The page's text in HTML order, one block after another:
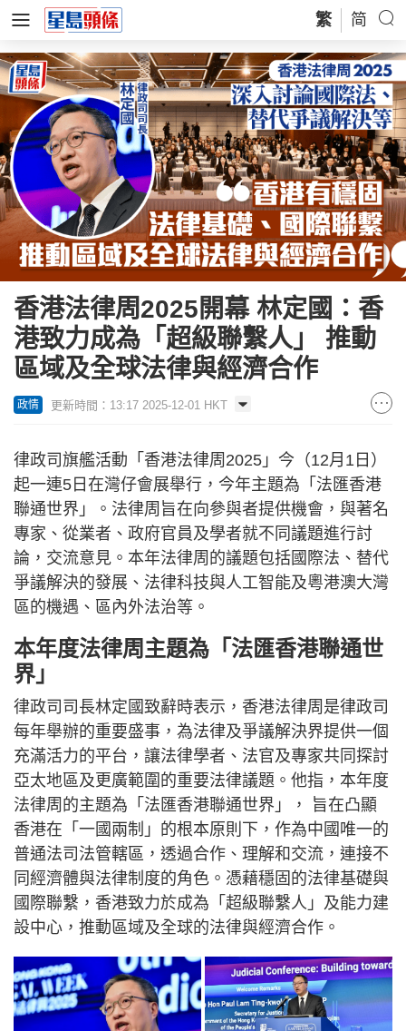
繁 简
香港法律周2025開幕 林定國：香
港致力成為「超級聯繫人」 推動
區域及全球法律與經濟合作
政情 更新時間：13:17 2025-12-01 HKT
律政司旗艦活動「香港法律周2025」今（12月1日）
起一連5日在灣仔會展舉行，今年主題為「法匯香港
聯通世界」。法律周旨在向參與者提供機會，與著名
專家、從業者、政府官員及學者就不同議題進行討
論，交流意見。本年法律周的議題包括國際法、替代
爭議解決的發展、法律科技與人工智能及粵港澳大灣
區的機遇、區內外法治等。
本年度法律周主題為「法匯香港聯通世
界」
律政司司長林定國致辭時表示，香港法律周是律政司
每年舉辦的重要盛事，為法律及爭議解決界提供一個
充滿活力的平台，讓法律學者、法官及專家共同探討
亞太地區及更廣範圍的重要法律議題。他指，本年度
法律周的主題為「法匯香港聯通世界」， 旨在凸顯
香港在「一國兩制」的根本原則下，作為中國唯一的
普通法司法管轄區，透過合作、理解和交流，連接不
同經濟體與法律制度的角色。憑藉穩固的法律基礎與
國際聯繫，香港致力於成為「超級聯繫人」及能力建
設中心，推動區域及全球的法律與經濟合作。